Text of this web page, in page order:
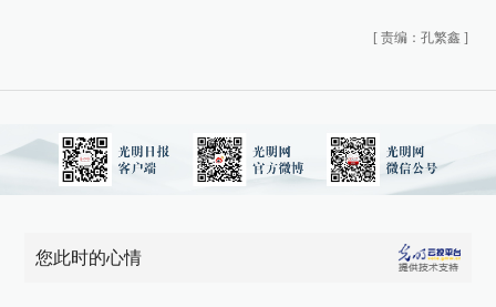
[ 责编：孔繁鑫 ]
您此时的心情